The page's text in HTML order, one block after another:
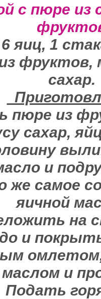
с пюре из
яиц, 1
фруктов,
сахар.
пюре из
сахар,
и
же самое
яичной
на
и
и
Подать